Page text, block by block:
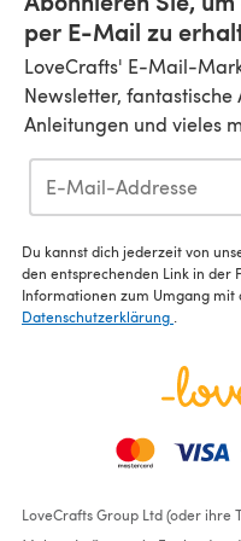
per E-Mail zu
LoveCrafts' E-Mail-
Newsletter, fantastische
Anleitungen und vieles
Du kannst dich jederzeit von
den entsprechenden Link in der
Informationen zum Umgang
Datenschutzerklärung .
LoveCrafts Group Ltd (oder ihre